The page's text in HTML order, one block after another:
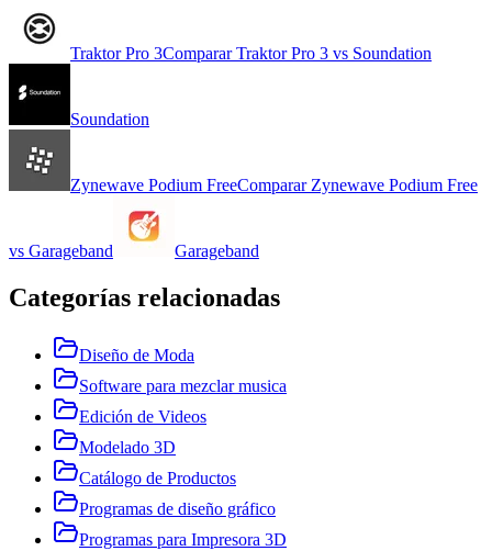
Traktor Pro 3Comparar Traktor Pro 3 vs Soundation
Soundation
Zynewave Podium FreeComparar Zynewave Podium Free
vs Garageband Garageband
Categorías relacionadas
Diseño de Moda
Software para mezclar musica
Edición de Videos
Modelado 3D
Catálogo de Productos
Programas de diseño gráfico
Programas para Impresora 3D